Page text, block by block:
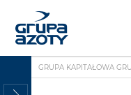
GRUPA KAPITAŁOWA